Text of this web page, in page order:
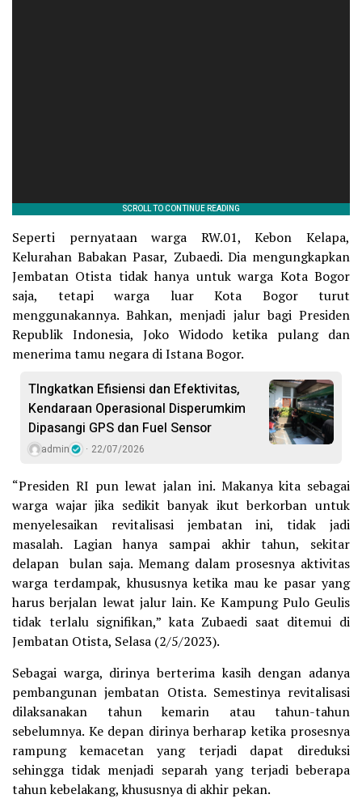
Seperti pernyataan warga RW.01, Kebon Kelapa,
Kelurahan Babakan Pasar, Zubaedi. Dia mengungkapkan
Jembatan Otista tidak hanya untuk warga Kota Bogor
saja, tetapi warga luar Kota Bogor turut
menggunakannya. Bahkan, menjadi jalur bagi Presiden
Republik Indonesia, Joko Widodo ketika pulang dan
menerima tamu negara di Istana Bogor.
TIngkatkan Efisiensi dan Efektivitas,
Kendaraan Operasional Disperumkim
Dipasangi GPS dan Fuel Sensor
admin 22/07/2026
“Presiden RI pun lewat jalan ini. Makanya kita sebagai
warga wajar jika sedikit banyak ikut berkorban untuk
menyelesaikan revitalisasi jembatan ini, tidak jadi
masalah. Lagian hanya sampai akhir tahun, sekitar
delapan bulan saja. Memang dalam prosesnya aktivitas
warga terdampak, khususnya ketika mau ke pasar yang
harus berjalan lewat jalur lain. Ke Kampung Pulo Geulis
tidak terlalu signifikan,” kata Zubaedi saat ditemui di
Jembatan Otista, Selasa (2/5/2023).
Sebagai warga, dirinya berterima kasih dengan adanya
pembangunan jembatan Otista. Semestinya revitalisasi
dilaksanakan tahun kemarin atau tahun-tahun
sebelumnya. Ke depan dirinya berharap ketika prosesnya
rampung kemacetan yang terjadi dapat direduksi
sehingga tidak menjadi separah yang terjadi beberapa
tahun kebelakang, khususnya di akhir pekan.